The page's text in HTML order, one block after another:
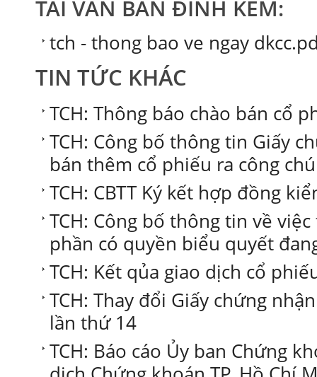
TẢI VĂN BẢN ĐÍNH KÈM:
tch - thong bao ve ngay
TIN TỨC KHÁC
TCH: Thông báo chào bán cổ
TCH: Công bố thông tin Giấy
bán thêm cổ phiếu ra công
TCH: CBTT Ký kết hợp đồng
TCH: Công bố thông tin về
phần có quyền biểu quyết
TCH: Kết qủa giao dịch cổ
TCH: Thay đổi Giấy chứng
lần thứ 14
TCH: Báo cáo Ủy ban Chứng